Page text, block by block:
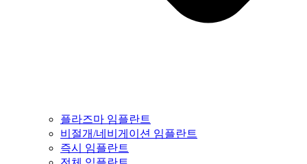
플라즈마 임플란트
비절개/네비게이션 임플란트
즉시 임플란트